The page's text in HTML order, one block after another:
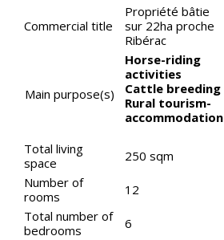
Commercial title
Propriété bâtie
sur 22ha proche
Ribérac
Main purpose(s)
Horse-riding
activities
Cattle breeding
Rural tourism-
accommodation
Total living
space
250 sqm
Number of
rooms
12
Total number of
bedrooms
6